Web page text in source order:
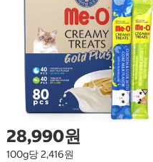
28,990원
100g당 2,416원